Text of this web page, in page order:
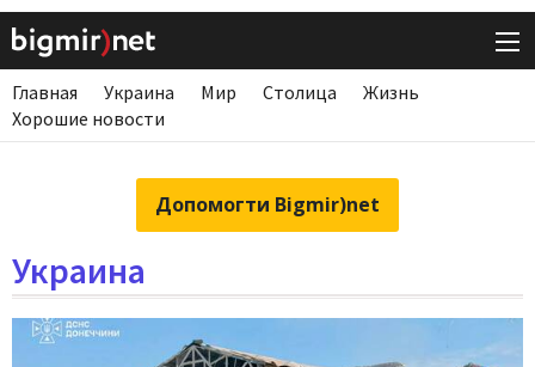
Главная Украина Мир Столица
Жизнь
Хорошие новости
Допомогти Bigmir)net
Украина